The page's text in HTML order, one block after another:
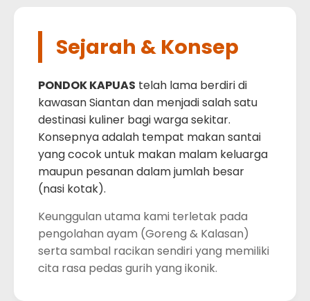
Sejarah & Konsep
PONDOK KAPUAS telah lama berdiri di
kawasan Siantan dan menjadi salah satu
destinasi kuliner bagi warga sekitar.
Konsepnya adalah tempat makan santai
yang cocok untuk makan malam keluarga
maupun pesanan dalam jumlah besar
(nasi kotak).
Keunggulan utama kami terletak pada
pengolahan ayam (Goreng & Kalasan)
serta sambal racikan sendiri yang memiliki
cita rasa pedas gurih yang ikonik.